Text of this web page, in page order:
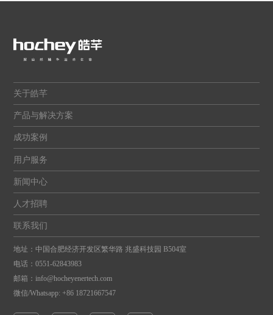
关于皓芊
产品与解决方案
成功案例
用户服务
新闻中心
人才招聘
联系我们
地址：中国合肥经济开发区繁华路 兆盛科技园 B504室
电话：0551-62843983
邮箱：info@hocheyenertech.com
微信/Whatsapp: +86 18721667547